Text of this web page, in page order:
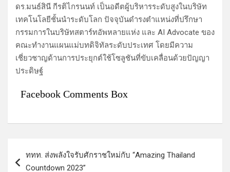
ดร.มนธ์สินี กีรติไกรนนท์ เป็นอดีตผู้บริหารระดับสูงในบริษัท
เทคโนโลยีชั้นนำระดับโลก ปัจจุบันดำรงตำแหน่งที่ปรึกษา
กรรมการในบริษัทสตาร์ทอัพหลายแห่ง และ AI Advocate ของ
คณะทำงานแผนแม่บทดิจิทัลระดับประเทศ โดยมีความ
เชี่ยวชาญด้านการประยุกต์ใช้โซลูชันที่ขับเคลื่อนด้วยปัญญา
ประดิษฐ์
Facebook Comments Box
น
ททท. ส่งพลังใจรับศักราชใหม่กับ “Amazing Thailand
Countdown 2023”